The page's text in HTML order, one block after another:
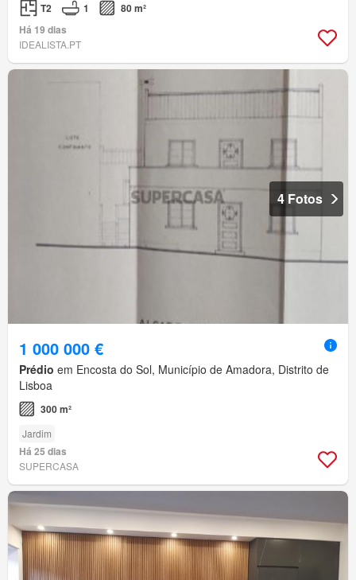
T2 1
80 m²
Há 19 dias
IDEALISTA.PT
4 Fotos
1 000 000 €
Prédio em Encosta do Sol, Município de Amadora, Distrito de
Lisboa
300 m²
Jardim
Há 25 dias
SUPERCASA